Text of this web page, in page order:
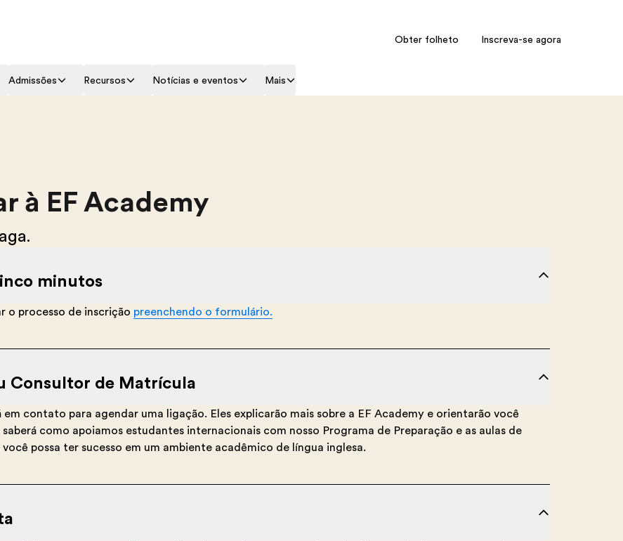
Obter folheto Inscreva-se agora
Admissões Recursos Notícias e eventos Mais
à EF Academy
minutos
o processo de inscrição preenchendo o formulário.
Consultor de Matrícula
contato para agendar uma ligação. Eles explicarão mais sobre a EF Academy e orientarão você
como apoiamos estudantes internacionais com nosso Programa de Preparação e as aulas de
possa ter sucesso em um ambiente acadêmico de língua inglesa.